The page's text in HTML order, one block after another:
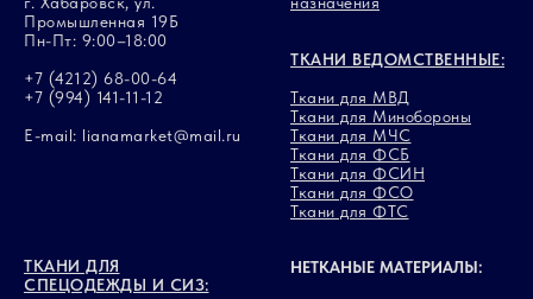
Промышленная 19Б
Пн-Пт: 9:00–18:00
+7 (4212) 68-00-64
+7 (994) 141-11-12
E-mail: lianamarket@mail.ru
ТКАНИ ВЕДОМСТВЕННЫЕ:
Ткани для МВД
Ткани для Минобороны
Ткани для МЧС
Ткани для ФСБ
Ткани для ФСИН
Ткани для ФСО
Ткани для ФТС
ТКАНИ ДЛЯ
СПЕЦОДЕЖДЫ И СИЗ:
НЕТКАНЫЕ МАТЕРИАЛЫ: